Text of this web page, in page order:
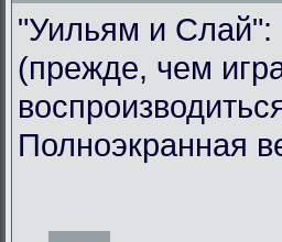
"Уильям и Слай":
(прежде, чем
Полноэкранная